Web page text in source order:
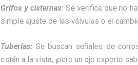
Grifos y cisternas: Se verifica que no
simple ajuste de las válvulas o el
Tuberías: Se buscan señales de
están a la vista, ¡pero un ojo experto